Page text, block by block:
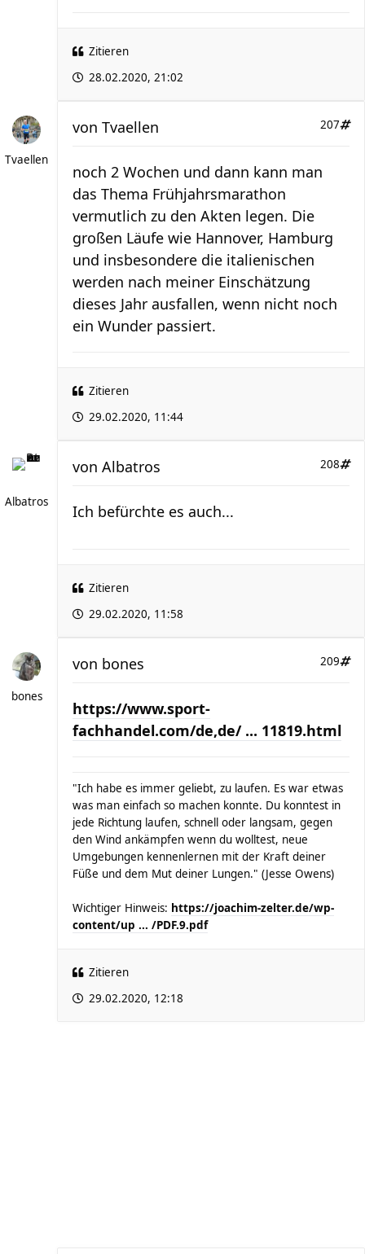
Zitieren
28.02.2020, 21:02
Tvaellen
207
von Tvaellen
noch 2 Wochen und dann kann man
das Thema Frühjahrsmarathon
vermutlich zu den Akten legen. Die
großen Läufe wie Hannover, Hamburg
und insbesondere die italienischen
werden nach meiner Einschätzung
dieses Jahr ausfallen, wenn nicht noch
ein Wunder passiert.
Zitieren
29.02.2020, 11:44
Albatros
208
von Albatros
Ich befürchte es auch...
Zitieren
29.02.2020, 11:58
bones
209
von bones
https://www.sport-
fachhandel.com/de,de/ ... 11819.html
"Ich habe es immer geliebt, zu laufen. Es war etwas
was man einfach so machen konnte. Du konntest in
jede Richtung laufen, schnell oder langsam, gegen
den Wind ankämpfen wenn du wolltest, neue
Umgebungen kennenlernen mit der Kraft deiner
Füße und dem Mut deiner Lungen." (Jesse Owens)
Wichtiger Hinweis: https://joachim-zelter.de/wp-
content/up ... /PDF.9.pdf
Zitieren
29.02.2020, 12:18